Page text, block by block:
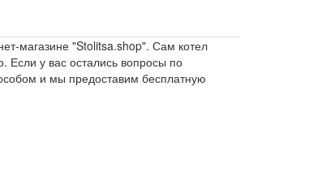
магазине "Stolitsa.shop". Сам котел
Если у вас остались вопросы по
и мы предоставим бесплатную